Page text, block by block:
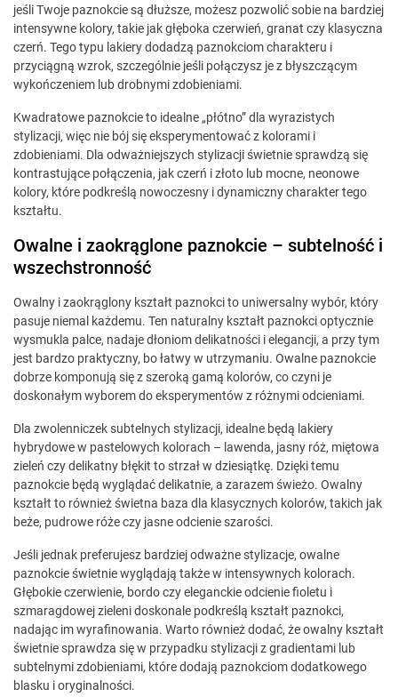
jeśli Twoje paznokcie są dłuższe, możesz pozwolić sobie na bardziej
intensywne kolory, takie jak głęboka czerwień, granat czy klasyczna
czerń. Tego typu lakiery dodadzą paznokciom charakteru i
przyciągną wzrok, szczególnie jeśli połączysz je z błyszczącym
wykończeniem lub drobnymi zdobieniami.
Kwadratowe paznokcie to idealne „płótno” dla wyrazistych
stylizacji, więc nie bój się eksperymentować z kolorami i
zdobieniami. Dla odważniejszych stylizacji świetnie sprawdzą się
kontrastujące połączenia, jak czerń i złoto lub mocne, neonowe
kolory, które podkreślą nowoczesny i dynamiczny charakter tego
kształtu.
Owalne i zaokrąglone paznokcie – subtelność i
wszechstronność
Owalny i zaokrąglony kształt paznokci to uniwersalny wybór, który
pasuje niemal każdemu. Ten naturalny kształt paznokci optycznie
wysmukla palce, nadaje dłoniom delikatności i elegancji, a przy tym
jest bardzo praktyczny, bo łatwy w utrzymaniu. Owalne paznokcie
dobrze komponują się z szeroką gamą kolorów, co czyni je
doskonałym wyborem do eksperymentów z różnymi odcieniami.
Dla zwolenniczek subtelnych stylizacji, idealne będą lakiery
hybrydowe w pastelowych kolorach – lawenda, jasny róż, miętowa
zieleń czy delikatny błękit to strzał w dziesiątkę. Dzięki temu
paznokcie będą wyglądać delikatnie, a zarazem świeżo. Owalny
kształt to również świetna baza dla klasycznych kolorów, takich jak
beże, pudrowe róże czy jasne odcienie szarości.
Jeśli jednak preferujesz bardziej odważne stylizacje, owalne
paznokcie świetnie wyglądają także w intensywnych kolorach.
Głębokie czerwienie, bordo czy eleganckie odcienie fioletu i
szmaragdowej zieleni doskonale podkreślą kształt paznokci,
nadając im wyrafinowania. Warto również dodać, że owalny kształt
świetnie sprawdza się w przypadku stylizacji z gradientami lub
subtelnymi zdobieniami, które dodają paznokciom dodatkowego
blasku i oryginalności.